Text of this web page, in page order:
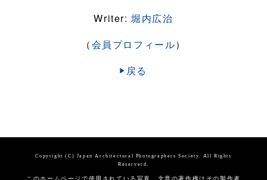
Writer:堀内広治
（会員プロフィール）
戻る
Copyright (C) Japan Architectural Photographers Society. All Rights
Reserverd.